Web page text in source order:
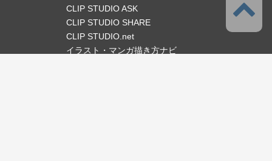
CLIP STUDIO ASK
CLIP STUDIO SHARE
CLIP STUDIO.net
イラスト・マンガ描き方ナビ